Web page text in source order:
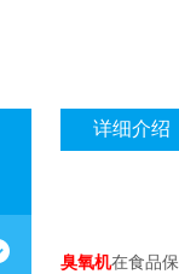
详细介绍
臭氧机在食品